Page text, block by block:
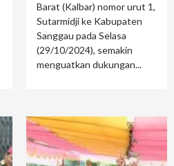
Barat (Kalbar) nomor urut 1,
Sutarmidji ke Kabupaten
Sanggau pada Selasa
(29/10/2024), semakin
menguatkan dukungan...